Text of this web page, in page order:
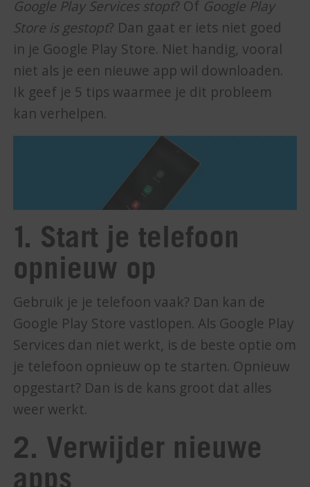
Google Play Services stopt? Of Google Play
Store is gestopt? Dan gaat er iets niet goed
in je Google Play Store. Niet handig, vooral
niet als je een nieuwe app wil downloaden.
Ik geef je 5 tips waarmee je dit probleem
kan verhelpen.
1. Start je telefoon
opnieuw op
Gebruik je je telefoon vaak? Dan kan de
Google Play Store vastlopen. Als Google Play
Services dan niet werkt, is de beste optie om
je telefoon opnieuw op te starten. Opnieuw
opgestart? Dan is de kans groot dat alles
weer werkt.
2. Verwijder nieuwe
apps